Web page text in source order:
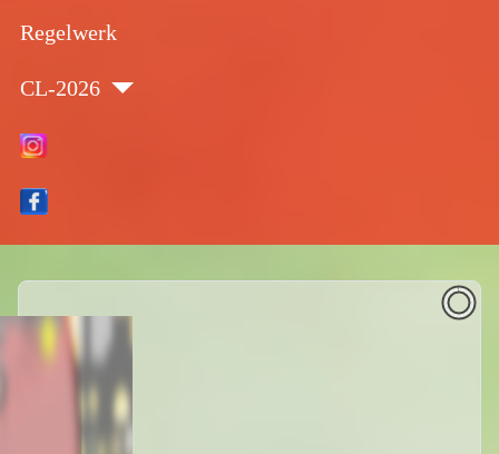
Regelwerk
CL-2026
Insta
Face